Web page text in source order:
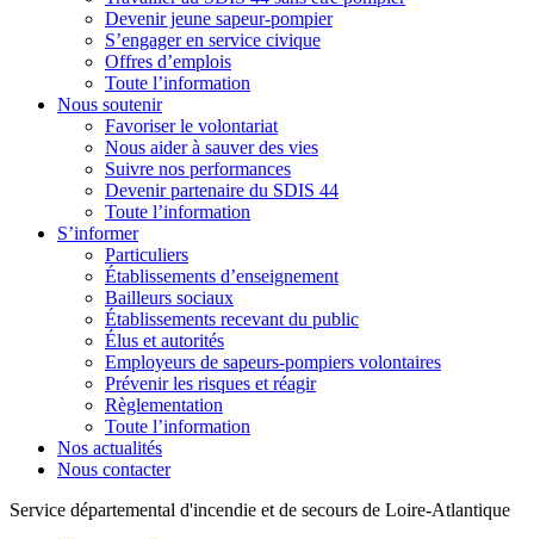
Devenir jeune sapeur-pompier
S’engager en service civique
Offres d’emplois
Toute l’information
Nous soutenir
Favoriser le volontariat
Nous aider à sauver des vies
Suivre nos performances
Devenir partenaire du SDIS 44
Toute l’information
S’informer
Particuliers
Établissements d’enseignement
Bailleurs sociaux
Établissements recevant du public
Élus et autorités
Employeurs de sapeurs-pompiers volontaires
Prévenir les risques et réagir
Règlementation
Toute l’information
Nos actualités
Nous contacter
Service départemental d'incendie et de secours de Loire-Atlantique